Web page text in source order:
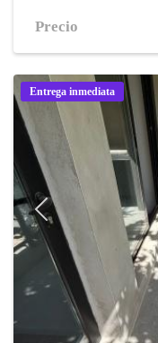
Precio
Entrega inmediata
Previous